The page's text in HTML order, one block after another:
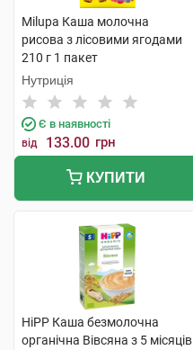
Milupa Каша молочна
рисова з лісовими ягодами
210 г 1 пакет
Нутриція
Є в наявності
від 133.00 грн
КУПИТИ
HiPP Каша безмолочна
органічна Вівсяна з 5 місяців